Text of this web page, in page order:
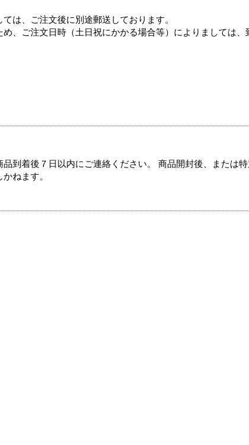
は、ご注文後に別途郵送しております。
、ご注文日時（土日祝にかかる場合等）によりましては、
到着後７日以内にご連絡ください。 商品開封後、または
ねます。